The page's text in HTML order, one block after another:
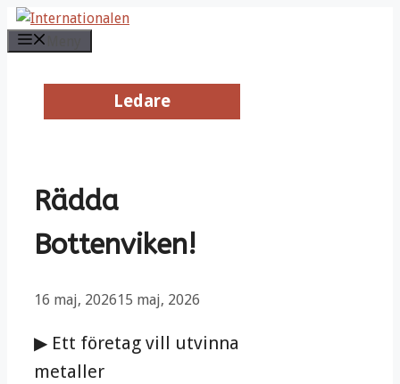
Hoppa
till
Ledare
Ledare
Rädda
Bottenviken!
16 maj, 202615 maj, 2026
▶ Ett företag vill utvinna
metaller